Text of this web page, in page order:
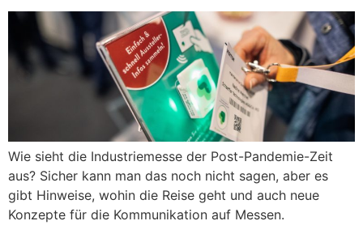
Wie sieht die Industriemesse der Post-Pandemie-Zeit
aus? Sicher kann man das noch nicht sagen, aber es
gibt Hinweise, wohin die Reise geht und auch neue
Konzepte für die Kommunikation auf Messen.